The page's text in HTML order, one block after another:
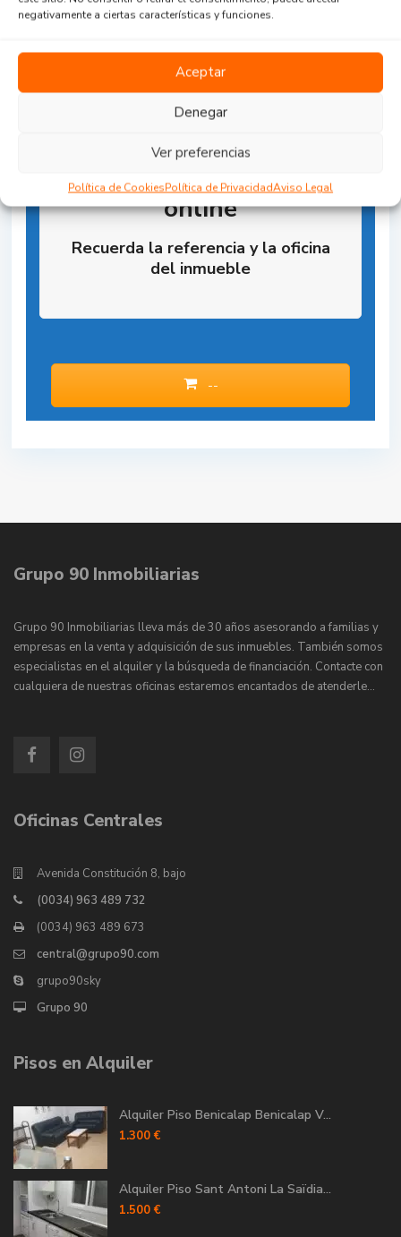
negativamente a ciertas características y funciones.
Aceptar
Denegar
Ver preferencias
Política de CookiesPolítica de PrivacidadAviso Legal
Reserva la Propiedad
online
Recuerda la referencia y la oficina
del inmueble
--
Grupo 90 Inmobiliarias
Grupo 90 Inmobiliarias lleva más de 30 años asesorando a familias y
empresas en la venta y adquisición de sus inmuebles. También somos
especialistas en el alquiler y la búsqueda de financiación. Contacte con
cualquiera de nuestras oficinas estaremos encantados de atenderle…
Oficinas Centrales
Avenida Constitución 8, bajo
(0034) 963 489 732
(0034) 963 489 673
central@grupo90.com
grupo90sky
Grupo 90
Pisos en Alquiler
Alquiler Piso Benicalap Benicalap V...
1.300 €
Alquiler Piso Sant Antoni La Saïdia...
1.500 €